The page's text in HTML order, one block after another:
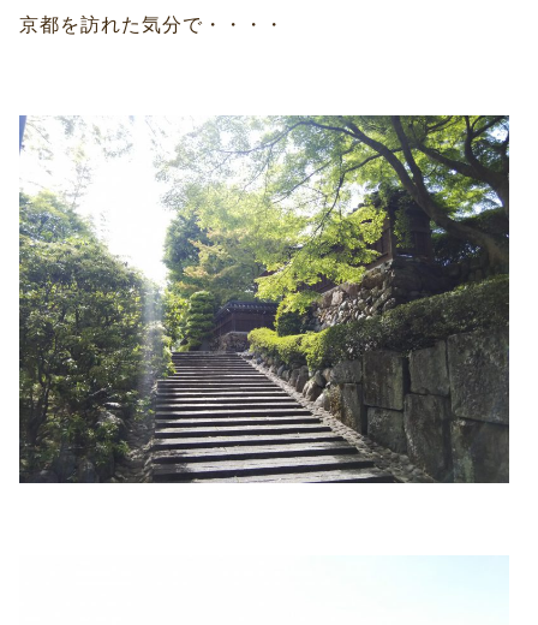
京都を訪れた気分で・・・・